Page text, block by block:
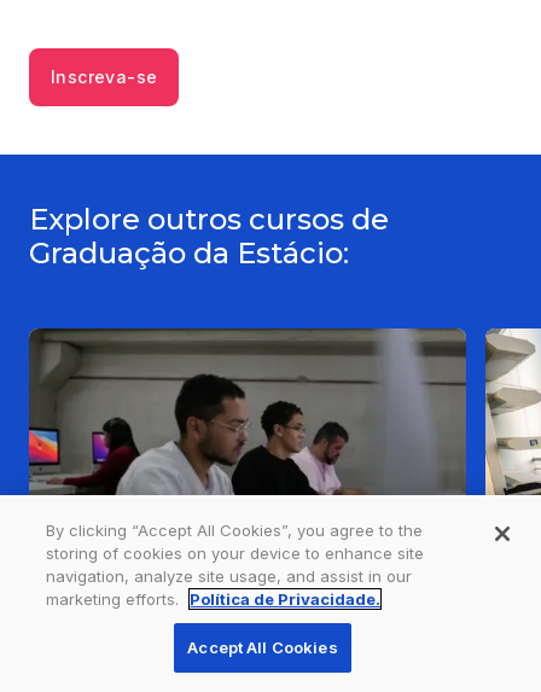
Inscreva-se
Explore outros cursos de
Graduação da Estácio:
Engenharia da Computação
By clicking “Accept All Cookies”, you agree to the
storing of cookies on your device to enhance site
navigation, analyze site usage, and assist in our
marketing efforts.
Política de Privacidade.
Accept All Cookies